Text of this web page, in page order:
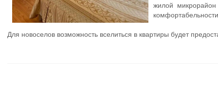
жилой
Для новоселов возможность вселиться в квартиры будет